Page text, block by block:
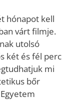
hónapot kell
várt filmje.
utolsó
két és fél perc
mi
bőr